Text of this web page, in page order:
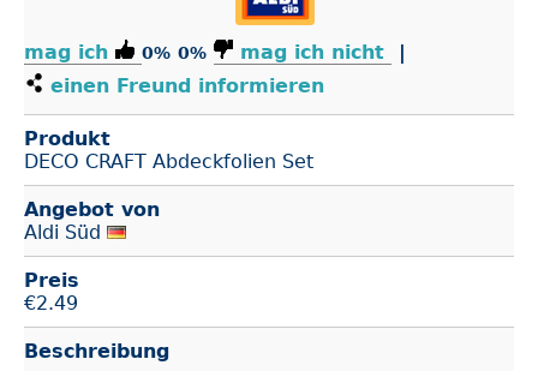
mag ich 0% 0% mag ich nicht
|
einen Freund informieren
Produkt
DECO CRAFT Abdeckfolien Set
Angebot von
Aldi Süd
Preis
€2.49
Beschreibung